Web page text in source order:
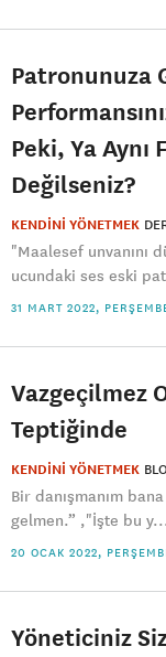
Patronunuza
Peki, Ya Aynı
Değilseniz?
KENDİNİ YÖNETMEK
"Maalesef unvanını
ucundaki ses eski
31 MART 2022,
Vazgeçilmez
Teptiğinde
KENDİNİ YÖNETMEK
Bir danışmanım
gelmen.” ,"İşte bu y...
20 OCAK 2022,
Yöneticiniz